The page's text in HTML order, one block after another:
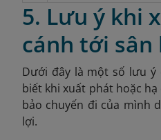
5. Lưu ý khi
cánh tới sân
Dưới đây là một số lưu
biết khi xuất phát hoặc
bảo chuyến đi của mình
lợi.